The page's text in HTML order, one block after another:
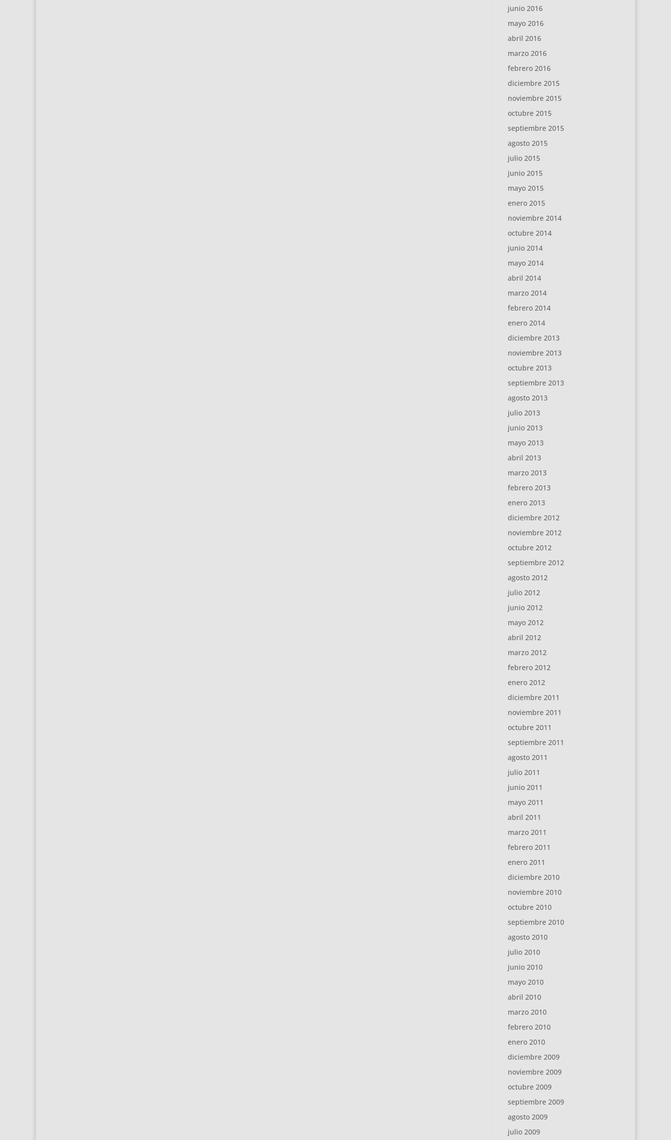
junio 2016
mayo 2016
abril 2016
marzo 2016
febrero 2016
diciembre 2015
noviembre 2015
octubre 2015
septiembre 2015
agosto 2015
julio 2015
junio 2015
mayo 2015
enero 2015
noviembre 2014
octubre 2014
junio 2014
mayo 2014
abril 2014
marzo 2014
febrero 2014
enero 2014
diciembre 2013
noviembre 2013
octubre 2013
septiembre 2013
agosto 2013
julio 2013
junio 2013
mayo 2013
abril 2013
marzo 2013
febrero 2013
enero 2013
diciembre 2012
noviembre 2012
octubre 2012
septiembre 2012
agosto 2012
julio 2012
junio 2012
mayo 2012
abril 2012
marzo 2012
febrero 2012
enero 2012
diciembre 2011
noviembre 2011
octubre 2011
septiembre 2011
agosto 2011
julio 2011
junio 2011
mayo 2011
abril 2011
marzo 2011
febrero 2011
enero 2011
diciembre 2010
noviembre 2010
octubre 2010
septiembre 2010
agosto 2010
julio 2010
junio 2010
mayo 2010
abril 2010
marzo 2010
febrero 2010
enero 2010
diciembre 2009
noviembre 2009
octubre 2009
septiembre 2009
agosto 2009
julio 2009